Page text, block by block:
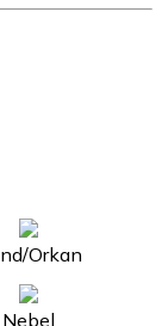
Orkan
Nebel